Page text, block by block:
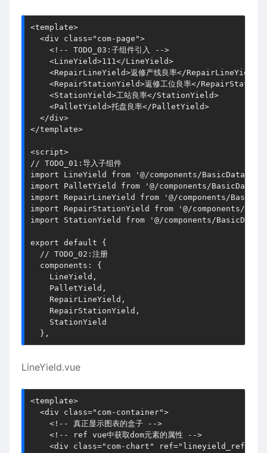
<template>
  <div class="com-page">
    <!-- TODO_03:子组件引入 -->
    <LineYield>111</LineYield>
    <RepairLineYield>返修产线良率</RepairLineYield>
<RepairStationYield>返修工位良率</
    <StationYield>工站良率</StationYield>
    <PalletYield>托盘良率</PalletYield>
  </div>
</template>
<script>
// TODO_01:导入子组件
import LineYield from '@/components/BasicData/
import PalletYield from '@/components/BasicData/
import RepairLineYield from '@/components/
import RepairStationYield from '@/components/
import StationYield from '@/components/BasicData/
export default {
  // TODO_02:注册
  components: {
    LineYield,
    PalletYield,
    RepairLineYield,
    RepairStationYield,
    StationYield
  },
LineYield.vue
<template>
  <div class="com-container">
    <!-- 真正显示图表的盒子 -->
    <!-- ref vue中获取dom元素的属性 -->
<div class="com-chart" ref="lineyield_ref">我